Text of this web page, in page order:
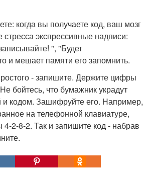
когда вы получаете код, ваш мозг
стресса экспрессивные надписи:
", "Будет
и мешает памяти его запомнить.
- запишите. Держите цифры
бойтесь, что бумажник украдут
и кодом. Зашифруйте его. Например,
на телефонной клавиатуре,
4-2-8-2. Так и запишите код - набрав